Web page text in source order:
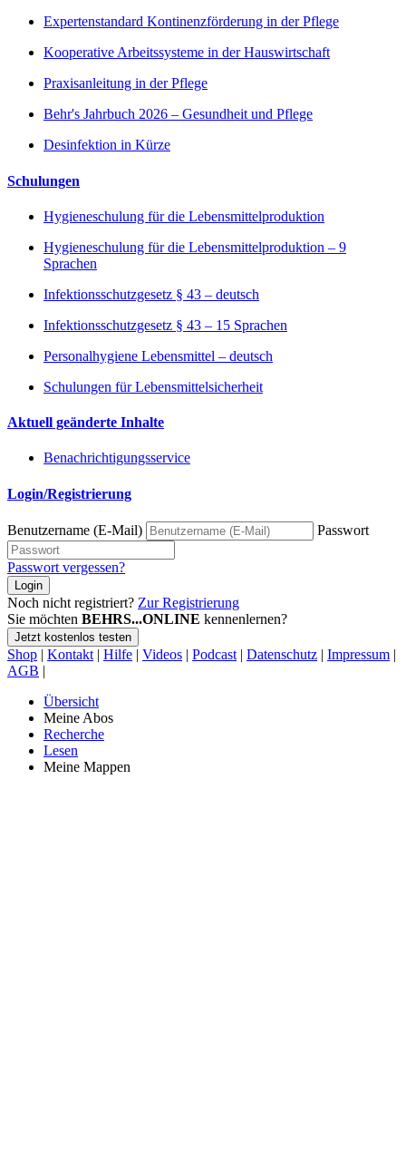
Expertenstandard Kontinenzförderung in der Pflege
Kooperative Arbeitssysteme in der Hauswirtschaft
Praxisanleitung in der Pflege
Behr's Jahrbuch 2026 – Gesundheit und Pflege
Desinfektion in Kürze
Schulungen
Hygieneschulung für die Lebensmittelproduktion
Hygieneschulung für die Lebensmittelproduktion – 9
Sprachen
Infektionsschutzgesetz § 43 – deutsch
Infektionsschutzgesetz § 43 – 15 Sprachen
Personalhygiene Lebensmittel – deutsch
Schulungen für Lebensmittelsicherheit
Aktuell geänderte Inhalte
Benachrichtigungsservice
Login/Registrierung
Benutzername (E-Mail) Passwort
Passwort vergessen?
Login
Noch nicht registriert? Zur Registrierung
Sie möchten BEHRS...ONLINE kennenlernen?
Jetzt kostenlos testen
Shop | Kontakt | Hilfe | Videos | Podcast | Datenschutz | Impressum |
AGB |
Übersicht
Meine Abos
Recherche
Lesen
Meine Mappen